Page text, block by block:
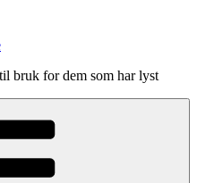
bruk for dem som har lyst